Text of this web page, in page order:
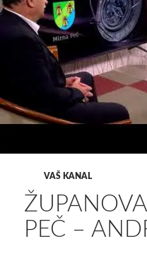
VAŠ KANAL
PEČ –